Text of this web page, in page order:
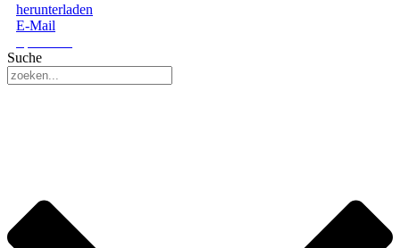
herunterladen
E-Mail
Suche